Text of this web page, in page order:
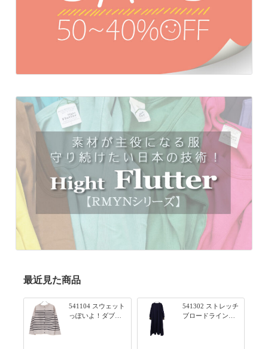
最近見た商品
541104 スウェット
っぽいよ！ダブル
541302 ストレッチ
ブロードライン入